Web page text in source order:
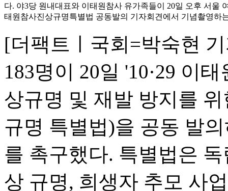
다. 야3당 원내대표와 이태원참사 유가족들이 20일 오후 서울
태원참사진상규명특별법 공동발의 기자회견에서 기념촬영하
[더팩트ㅣ국회=박숙현
183명이 20일 '10·29 이
상규명 및 재발 방지를
규명 특별법)을 공동 발
를 촉구했다. 특별법은
상 규명, 희생자 추모 사